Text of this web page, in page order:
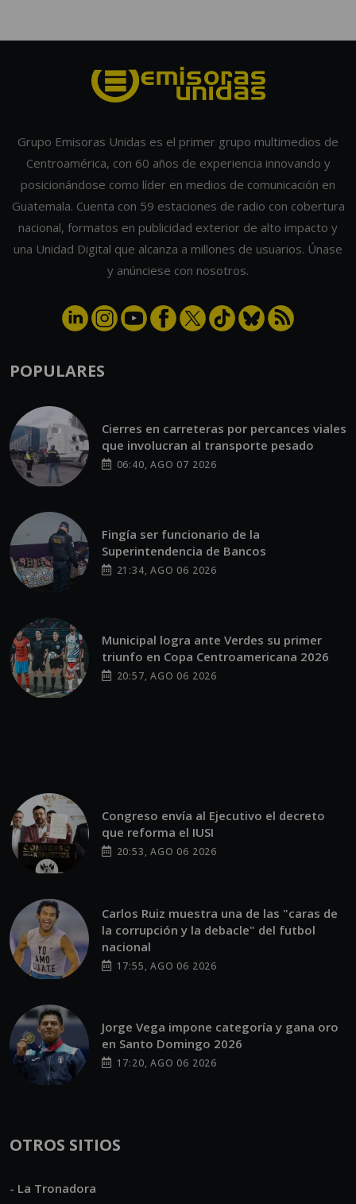
Grupo Emisoras Unidas es el primer grupo multimedios de
Centroamérica, con 60 años de experiencia innovando y
posicionándose como líder en medios de comunicación en
Guatemala. Cuenta con 59 estaciones de radio con cobertura
nacional, formatos en publicidad exterior de alto impacto y
una Unidad Digital que alcanza a millones de usuarios. Únase
y anúnciese con nosotros.
POPULARES
Cierres en carreteras por percances viales
que involucran al transporte pesado
06:40, AGO 07 2026
Fingía ser funcionario de la
Superintendencia de Bancos
21:34, AGO 06 2026
Municipal logra ante Verdes su primer
triunfo en Copa Centroamericana 2026
20:57, AGO 06 2026
Congreso envía al Ejecutivo el decreto
que reforma el IUSI
20:53, AGO 06 2026
Carlos Ruiz muestra una de las "caras de
la corrupción y la debacle" del futbol
nacional
17:55, AGO 06 2026
Jorge Vega impone categoría y gana oro
en Santo Domingo 2026
17:20, AGO 06 2026
OTROS SITIOS
- La Tronadora